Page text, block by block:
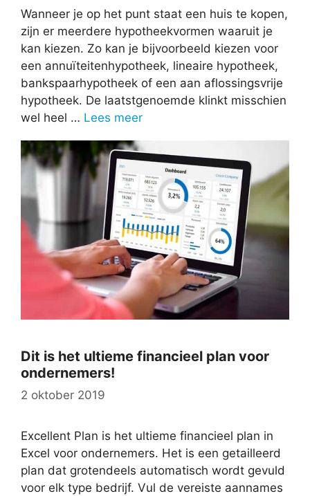
Wanneer je op het punt staat een huis te kopen,
zijn er meerdere hypotheekvormen waaruit je
kan kiezen. Zo kan je bijvoorbeeld kiezen voor
een annuïteitenhypotheek, lineaire hypotheek,
bankspaarhypotheek of een aan aflossingsvrije
hypotheek. De laatstgenoemde klinkt misschien
wel heel … Lees meer
Dit is het ultieme financieel plan voor
ondernemers!
2 oktober 2019
Excellent Plan is het ultieme financieel plan in
Excel voor ondernemers. Het is een getailleerd
plan dat grotendeels automatisch wordt gevuld
voor elk type bedrijf. Vul de vereiste aannames